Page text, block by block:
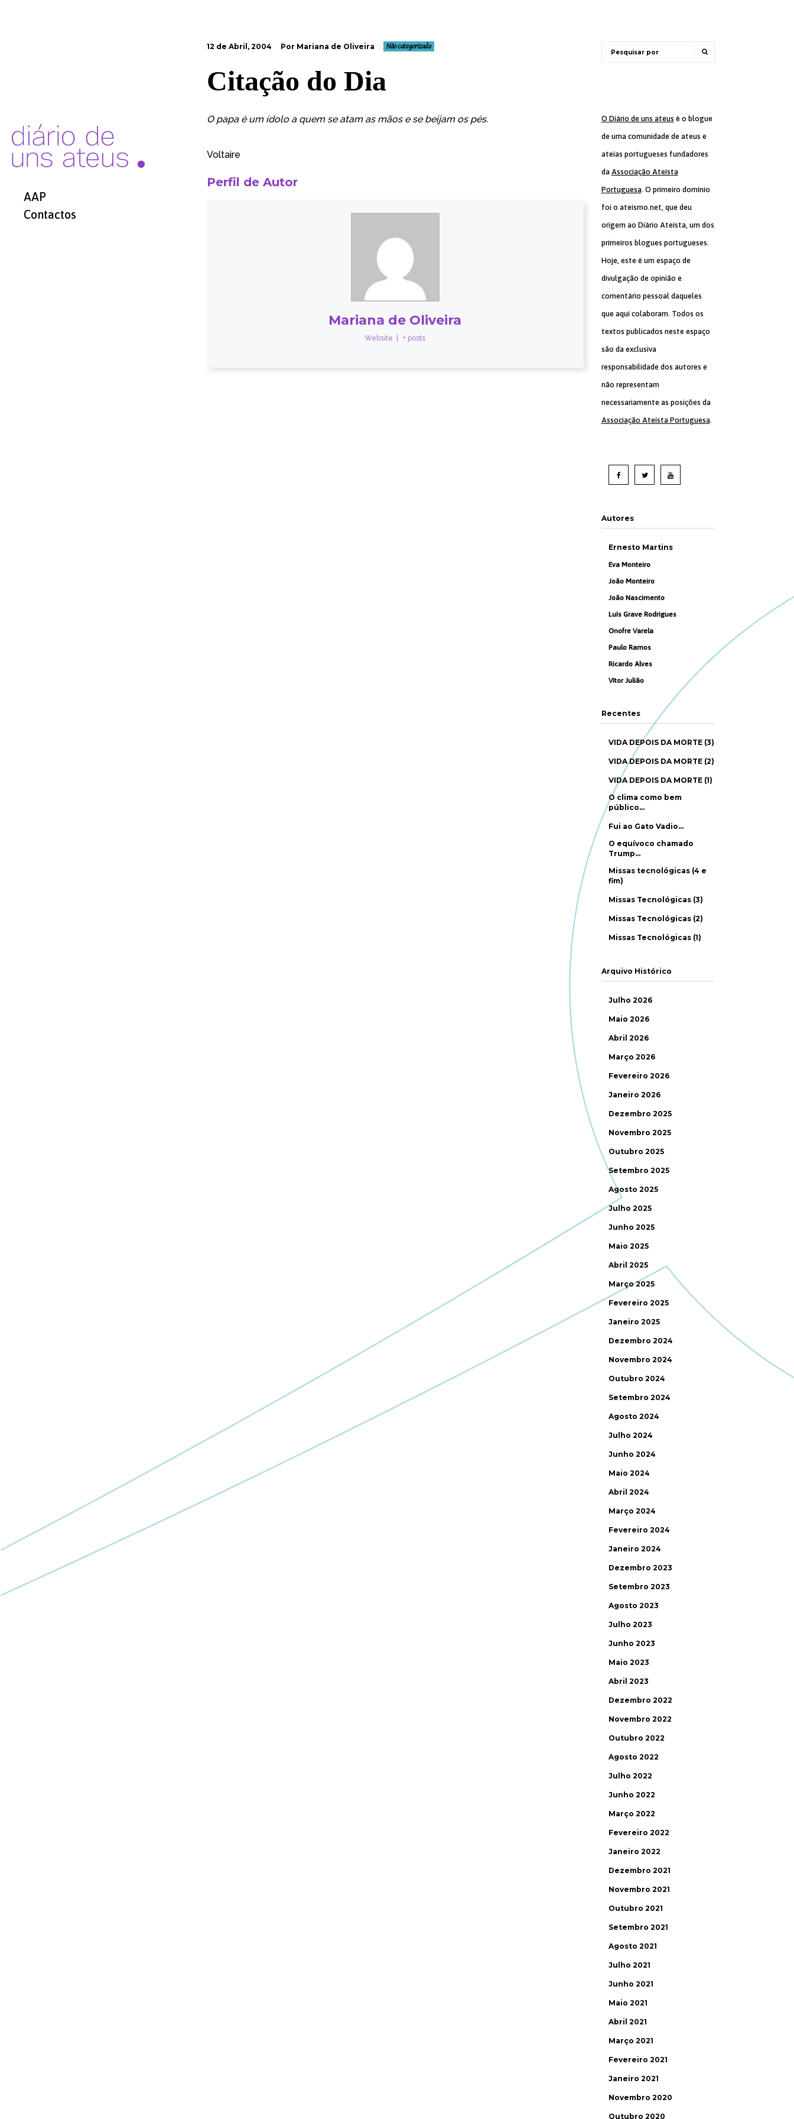
AAP
Contactos
12 de Abril, 2004 Por Mariana de Oliveira Não categorizado
Citação do Dia
O papa é um ídolo a quem se atam as mãos e se beijam os pés.
Voltaire
Perfil de Autor
Mariana de Oliveira
Website + posts
O Diário de uns ateus é o blogue
de uma comunidade de ateus e
ateias portugueses fundadores
da Associação Ateísta
Portuguesa. O primeiro domínio
foi o ateismo.net, que deu
origem ao Diário Ateísta, um dos
primeiros blogues portugueses.
Hoje, este é um espaço de
divulgação de opinião e
comentário pessoal daqueles
que aqui colaboram. Todos os
textos publicados neste espaço
são da exclusiva
responsabilidade dos autores e
não representam
necessariamente as posições da
Associação Ateísta Portuguesa.
Autores
Ernesto Martins
Eva Monteiro
João Monteiro
João Nascimento
Luís Grave Rodrigues
Onofre Varela
Paulo Ramos
Ricardo Alves
Vítor Julião
Recentes
VIDA DEPOIS DA MORTE (3)
VIDA DEPOIS DA MORTE (2)
VIDA DEPOIS DA MORTE (1)
O clima como bem
público…
Fui ao Gato Vadio…
O equívoco chamado
Trump…
Missas tecnológicas (4 e
fim)
Missas Tecnológicas (3)
Missas Tecnológicas (2)
Missas Tecnológicas (1)
Arquivo Histórico
Julho 2026
Maio 2026
Abril 2026
Março 2026
Fevereiro 2026
Janeiro 2026
Dezembro 2025
Novembro 2025
Outubro 2025
Setembro 2025
Agosto 2025
Julho 2025
Junho 2025
Maio 2025
Abril 2025
Março 2025
Fevereiro 2025
Janeiro 2025
Dezembro 2024
Novembro 2024
Outubro 2024
Setembro 2024
Agosto 2024
Julho 2024
Junho 2024
Maio 2024
Abril 2024
Março 2024
Fevereiro 2024
Janeiro 2024
Dezembro 2023
Setembro 2023
Agosto 2023
Julho 2023
Junho 2023
Maio 2023
Abril 2023
Dezembro 2022
Novembro 2022
Outubro 2022
Agosto 2022
Julho 2022
Junho 2022
Março 2022
Fevereiro 2022
Janeiro 2022
Dezembro 2021
Novembro 2021
Outubro 2021
Setembro 2021
Agosto 2021
Julho 2021
Junho 2021
Maio 2021
Abril 2021
Março 2021
Fevereiro 2021
Janeiro 2021
Novembro 2020
Outubro 2020